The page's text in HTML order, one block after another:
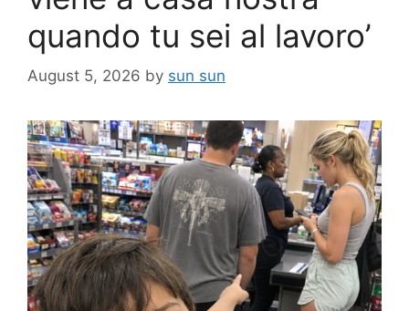
quando tu sei al lavoro’
August 5, 2026 by sun sun